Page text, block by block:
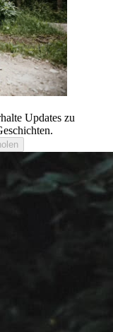
Updates zu